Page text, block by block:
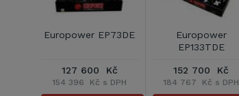
Europower EP73DE
127 600 Kč
154 396 Kč s DPH
Europower
EP133TDE
152 700 Kč
184 767 Kč s DPH